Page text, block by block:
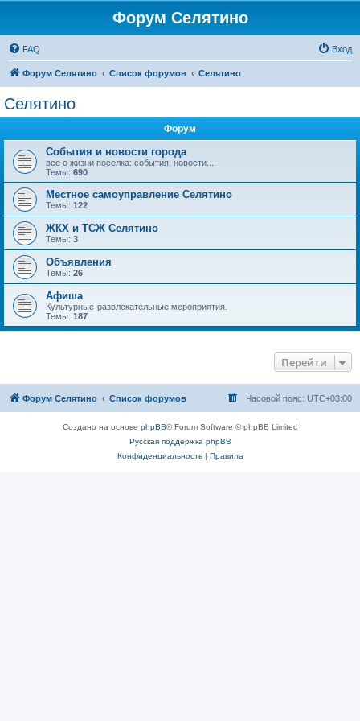
Форум Селятино
FAQ Вход
Форум Селятино Список форумов Селятино
Селятино
Форум
События и новости города
все о жизни поселка: события, новости...
Темы: 690
Местное самоуправление Селятино
Темы: 122
ЖКХ и ТСЖ Селятино
Темы: 3
Объявления
Темы: 26
Афиша
Культурные-развлекательные мероприятия.
Темы: 187
Перейти
Форум Селятино Список форумов Часовой пояс: UTC+03:00
Создано на основе phpBB® Forum Software © phpBB Limited
Русская поддержка phpBB
Конфиденциальность| Правила